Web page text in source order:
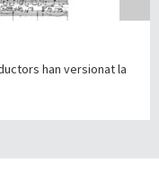
han versionat la